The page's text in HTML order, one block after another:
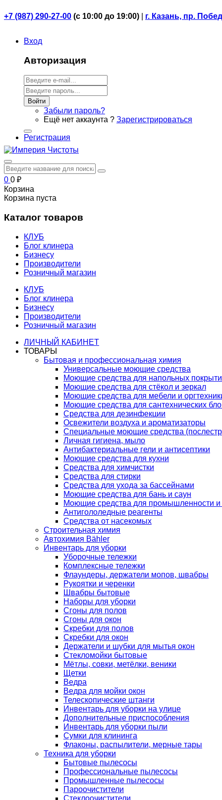
+7 (987) 290-27-00 (с 10:00 до 19:00) г. Казань, пр.
Вход
Авторизация
Войти
Забыли пароль?
Ещё нет аккаунта ? Зарегистрироваться
Регистрация
0 0 ₽
Корзина
Корзина пуста
Каталог товаров
КЛУБ
Блог клинера
Бизнесу
Производители
Розничный магазин
КЛУБ
Блог клинера
Бизнесу
Производители
Розничный магазин
ЛИЧНЫЙ КАБИНЕТ
ТОВАРЫ
Бытовая и профессиональная химия
Универсальные моющие средства
Моющие средства для напольных
Моющие средства для стёкол и зеркал
Моющие средства для мебели и
Моющие средства для сантехнических
Средства для дезинфекции
Освежители воздуха и ароматизаторы
Специальные моющие средства
Личная гигиена, мыло
Антибактериальные гели и антисептики
Моющие средства для кухни
Средства для химчистки
Средства для стирки
Средства для ухода за бассейнами
Моющие средства для бань и саун
Моющие средства для промышленности и
Антигололедные реагенты
Средства от насекомых
Строительная химия
Автохимия Bähler
Инвентарь для уборки
Уборочные тележки
Комплексные тележки
Флаундеры, держатели мопов, швабры
Рукоятки и черенки
Швабры бытовые
Наборы для уборки
Сгоны для полов
Сгоны для окон
Скребки для полов
Скребки для окон
Держатели и шубки для мытья окон
Стекломойки бытовые
Мётлы, совки, метёлки, веники
Щетки
Ведра
Ведра для мойки окон
Телескопические штанги
Инвентарь для уборки на улице
Дополнительные приспособления
Инвентарь для уборки пыли
Сумки для клининга
Флаконы, распылители, мерные тары
Техника для уборки
Бытовые пылесосы
Профессиональные пылесосы
Промышленные пылесосы
Пароочистители
Стеклоочистители